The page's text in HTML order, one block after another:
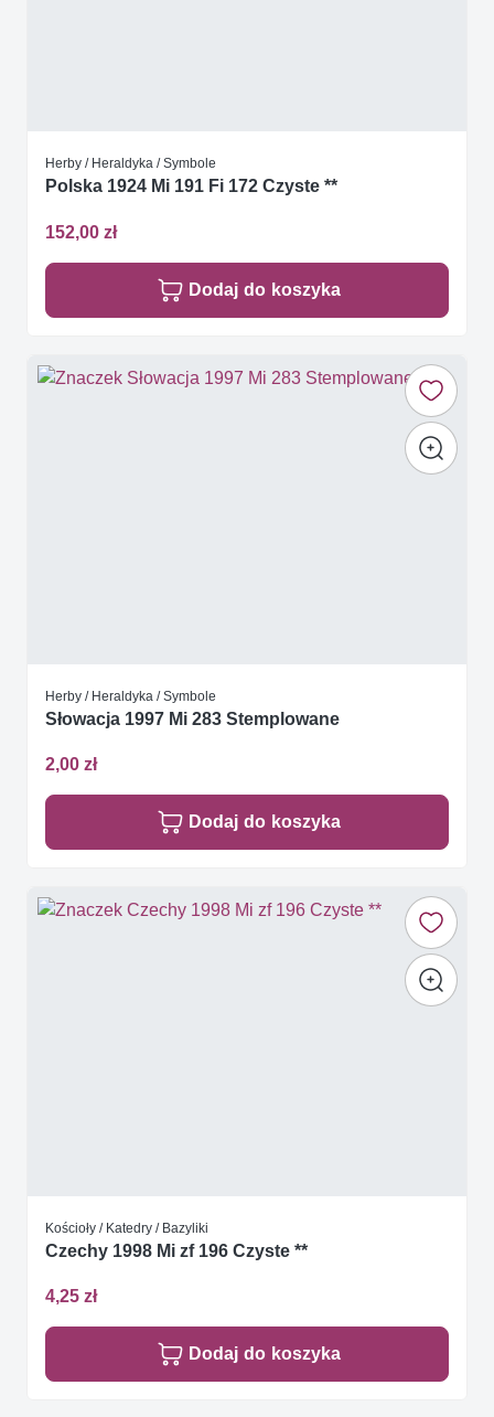
Herby / Heraldyka / Symbole
Polska 1924 Mi 191 Fi 172 Czyste **
152,00 zł
Dodaj do koszyka
Herby / Heraldyka / Symbole
Słowacja 1997 Mi 283 Stemplowane
2,00 zł
Dodaj do koszyka
Kościoły / Katedry / Bazyliki
Czechy 1998 Mi zf 196 Czyste **
4,25 zł
Dodaj do koszyka